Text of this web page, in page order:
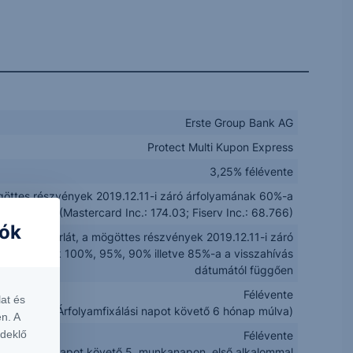
Erste Group Bank AG
Protect Multi Kupon Express
3,25% félévente
részvények 2019.12.11-i záró árfolyamának 60%-a
(Mastercard Inc.: 174.03; Fiserv Inc.: 68.766)
korlát, a mögöttes részvények 2019.12.11-i záró
100%, 95%, 90% illetve 85%-a a visszahívás
dátumától függően
Félévente
az Árfolyamfixálási napot követő 6 hónap múlva)
Félévente
és
A